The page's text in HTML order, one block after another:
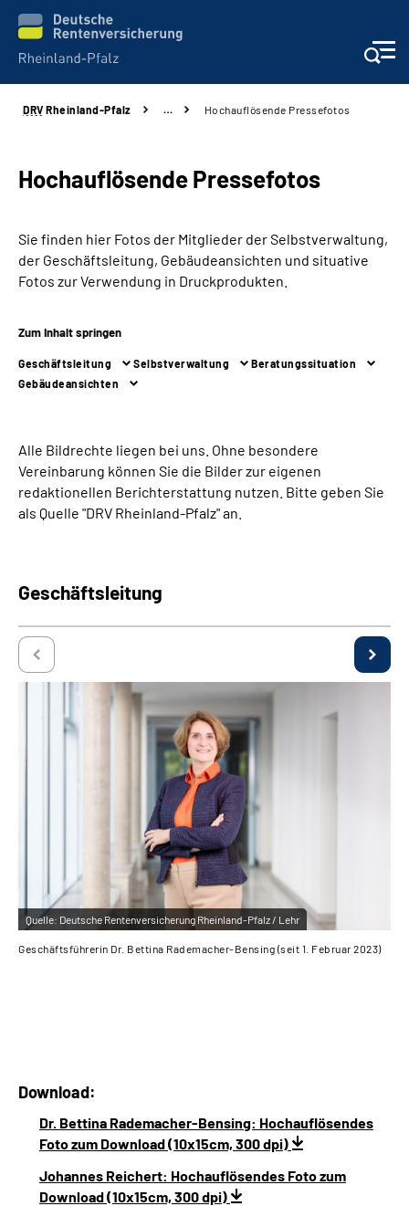
Unsere Leistungen
Beratung
Karriere
Über uns
Leichte Sprache
Suche
Mein Kundenportal
DRV Rheinland-Pfalz … Hochauflösende Pressefotos
Hochauflösende Pressefotos
Sie finden hier Fotos der Mitglieder der Selbstverwaltung,
der Geschäftsleitung, Gebäudeansichten und situative
Fotos zur Verwendung in Druckprodukten.
Zum Inhalt springen
Geschäftsleitung Selbstverwaltung
Beratungssituation
Gebäudeansichten
Alle Bildrechte liegen bei uns. Ohne besondere
Vereinbarung können Sie die Bilder zur eigenen
redaktionellen Berichterstattung nutzen. Bitte geben Sie
als Quelle "DRV Rheinland-Pfalz" an.
Geschäftsleitung
Quelle: Deutsche Rentenversicherung Rheinland-Pfalz / Lehr
Geschäftsführerin Dr. Bettina Rademacher-Bensing (seit 1. Februar 2023)
Download:
Dr. Bettina Rademacher-Bensing: Hochauflösendes
Foto zum Download (10x15cm, 300 dpi)
Johannes Reichert: Hochauflösendes Foto zum
Download (10x15cm, 300 dpi)